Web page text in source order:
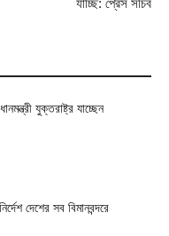
যাচ্ছি: প্রেস সচিব
যুক্তরাষ্ট্র যাচ্ছেন
দেশের সব বিমানবন্দরে